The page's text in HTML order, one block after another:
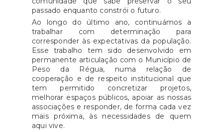
para a construção dos planos de
formação a candidatar. As
entidades podem submeter
formação em quaisquer áreas
que entendam como
pertinentes para o seu
desempenho qualitativo na
gestão e execução das
atividades associativas.As
candidaturas são submetidas
passado enquanto constrói o futuro.
Ao longo do último ano, continuámos a
trabalhar com determinação para
corresponder às expectativas da população.
Esse trabalho tem sido desenvolvido em
permanente articulação com o Município de
Peso da Régua, numa relação de
cooperação e de respeito institucional que
tem permitido concretizar projetos,
melhorar espaços públicos, apoiar as nossas
associações e responder, de forma cada vez
mais próxima, às necessidades de quem
aqui vive.